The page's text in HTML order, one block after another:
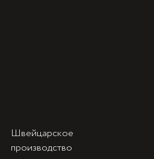
Швейцарское
производство